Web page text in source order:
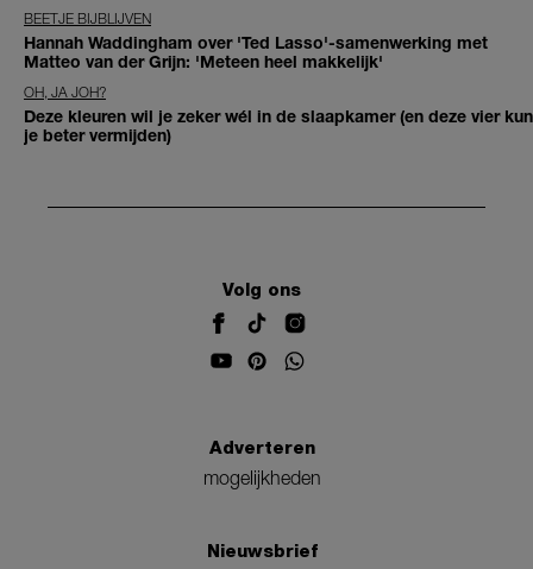
BEETJE BIJBLIJVEN
Hannah Waddingham over 'Ted Lasso'-samenwerking met
Matteo van der Grijn: 'Meteen heel makkelijk'
OH, JA JOH?
Deze kleuren wil je zeker wél in de slaapkamer (en deze vier kun
je beter vermijden)
Volg ons
Adverteren
mogelijkheden
Nieuwsbrief